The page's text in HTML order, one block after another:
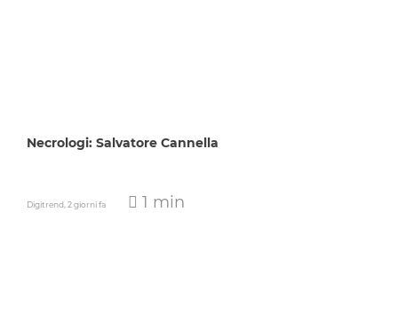
Necrologi: Salvatore Cannella
Digitrend,2 giorni fa 1 min